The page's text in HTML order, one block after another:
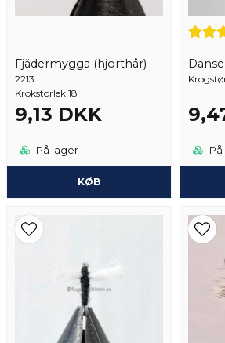
Fjädermygga (hjorthår)
2213
Krokstorlek 18
9,13 DKK
På lager
KØB
Send